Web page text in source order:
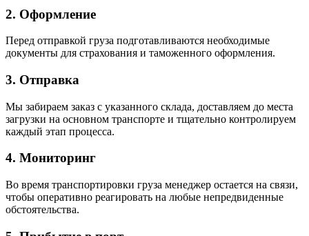
2. Оформление
Перед отправкой груза подготавливаются необходимые
документы для страхования и таможенного оформления.
3. Отправка
Мы забираем заказ с указанного склада, доставляем до места
загрузки на основном транспорте и тщательно контролируем
каждый этап процесса.
4. Мониторинг
Во время транспортировки груза менеджер остается на связи,
чтобы оперативно реагировать на любые непредвиденные
обстоятельства.